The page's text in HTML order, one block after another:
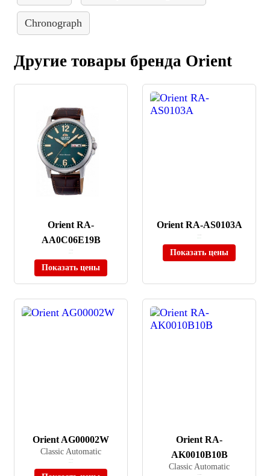
Chronograph
Другие товары бренда Orient
Orient RA-
AA0C06E19B
Показать цены
Orient RA-AS0103A
Показать цены
Orient AG00002W
Classic Automatic
Orient RA-
AK0010B10B
Classic Automatic